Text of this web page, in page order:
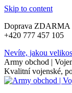
Skip to content
Doprava ZDARMA
+420 777 457 105
Nevíte, jakou
Army obchod |
Kvalitní vojenské,